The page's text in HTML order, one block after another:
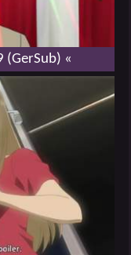
(GerSub) «